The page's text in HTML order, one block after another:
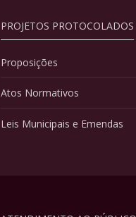
PROJETOS PROTOCOLADOS
Proposições
Atos Normativos
Leis Municipais e Emendas